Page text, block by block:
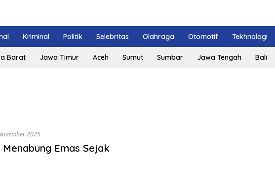
Kriminal Politik Selebritas Olahraga Otomotif Tekhnologi
Barat Jawa Timur Aceh Sumut Sumbar Jawa Tengah Bali
2025
Emas Sejak